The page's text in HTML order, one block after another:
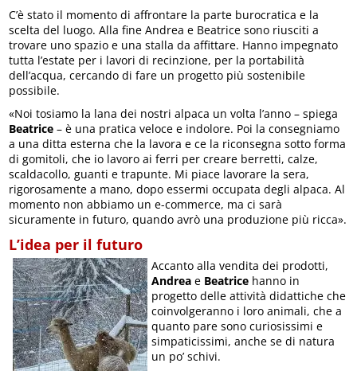
C’è stato il momento di affrontare la parte burocratica e la
scelta del luogo. Alla fine Andrea e Beatrice sono riusciti a
trovare uno spazio e una stalla da affittare. Hanno impegnato
tutta l’estate per i lavori di recinzione, per la portabilità
dell’acqua, cercando di fare un progetto più sostenibile
possibile.
«Noi tosiamo la lana dei nostri alpaca un volta l’anno – spiega
Beatrice – è una pratica veloce e indolore. Poi la consegniamo
a una ditta esterna che la lavora e ce la riconsegna sotto forma
di gomitoli, che io lavoro ai ferri per creare berretti, calze,
scaldacollo, guanti e trapunte. Mi piace lavorare la sera,
rigorosamente a mano, dopo essermi occupata degli alpaca. Al
momento non abbiamo un e-commerce, ma ci sarà
sicuramente in futuro, quando avrò una produzione più ricca».
L’idea per il futuro
Accanto alla vendita dei prodotti,
Andrea e Beatrice hanno in
progetto delle attività didattiche che
coinvolgeranno i loro animali, che a
quanto pare sono curiosissimi e
simpaticissimi, anche se di natura
un po’ schivi.